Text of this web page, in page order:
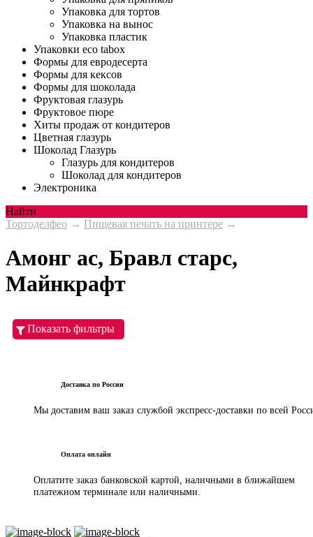
Упаковка для тортов
Упаковка на вынос
Упаковка пластик
Упаковки eco tabox
Формы для евродесерта
Формы для кексов
Формы для шоколада
Фруктовая глазурь
Фруктовое пюре
Хиты продаж от кондитеров
Цветная глазурь
Шоколад Глазурь
Глазурь для кондитеров
Шоколад для кондитеров
Электроника
Найти
Тортоделфео → Пищевая печать на принтере →
Амонг ас, Бравл старс,
Майнкрафт
Показать фильтры
Доставка по России
Мы доставим ваш заказ службой экспресс-доставки по всей
Оплата онлайн
Оплатите заказ банковской картой, наличными в ближайшем
платежном терминале или наличными.